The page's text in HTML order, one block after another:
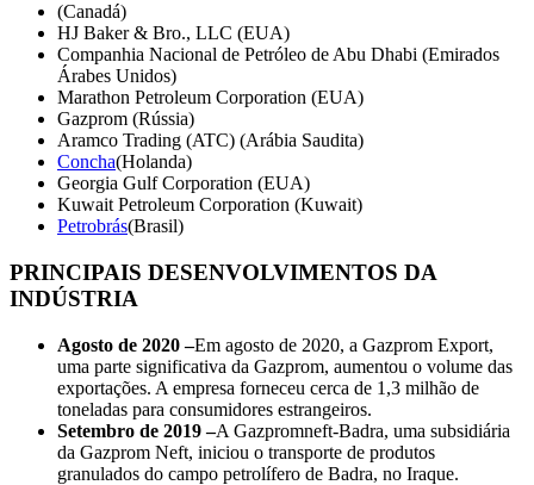
(Canadá)
HJ Baker & Bro., LLC (EUA)
Companhia Nacional de Petróleo de Abu Dhabi (Emirados
Árabes Unidos)
Marathon Petroleum Corporation (EUA)
Gazprom (Rússia)
Aramco Trading (ATC) (Arábia Saudita)
Concha(Holanda)
Georgia Gulf Corporation (EUA)
Kuwait Petroleum Corporation (Kuwait)
Petrobrás(Brasil)
PRINCIPAIS DESENVOLVIMENTOS DA
INDÚSTRIA
Agosto de 2020 –Em agosto de 2020, a Gazprom Export,
uma parte significativa da Gazprom, aumentou o volume das
exportações. A empresa forneceu cerca de 1,3 milhão de
toneladas para consumidores estrangeiros.
Setembro de 2019 –A Gazpromneft-Badra, uma subsidiária
da Gazprom Neft, iniciou o transporte de produtos
granulados do campo petrolífero de Badra, no Iraque.